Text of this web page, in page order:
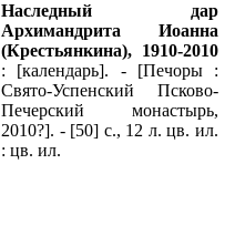
Наследный дар
Архимандрита Иоанна
(Крестьянкина), 1910-2010
: [календарь]. - [Печоры :
Свято-Успенский Псково-
Печерский монастырь,
2010?]. - [50] с., 12 л. цв. ил.
: цв. ил.